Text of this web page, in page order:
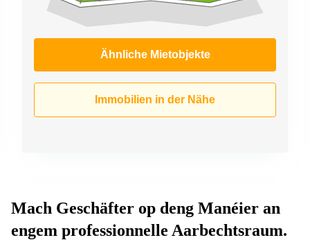
Bureaux
Luxembourg
Centres
Bertrange
sur-
Ähnliche Mietobjekte
Immobilien in der Nähe
Mach Geschäfter op deng Manéier an
engem professionnelle Aarbechtsraum.